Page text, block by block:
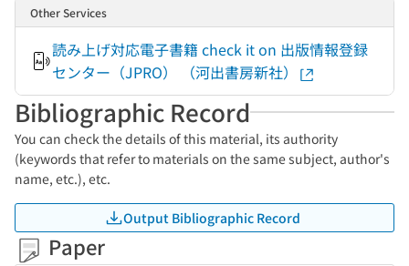
Other Services
読み上げ対応電子書籍 check it on 出版情報登録
センター（JPRO） （河出書房新社）
Bibliographic Record
You can check the details of this material, its authority
(keywords that refer to materials on the same subject, author's
name, etc.), etc.
Output Bibliographic Record
Paper